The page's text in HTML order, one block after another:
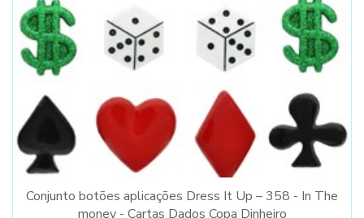
Conjunto botões aplicações Dress It Up – 358 - In The
money - Cartas Dados Copa Dinheiro